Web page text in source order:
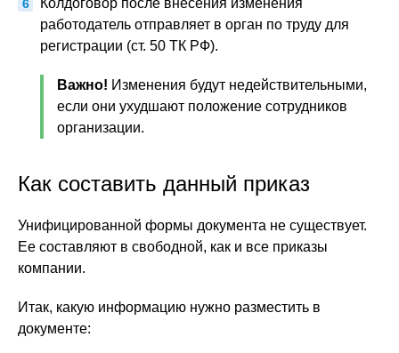
Колдоговор после внесения изменения
работодатель отправляет в орган по труду для
регистрации (ст. 50 ТК РФ).
Важно! Изменения будут недействительными,
если они ухудшают положение сотрудников
организации.
Как составить данный приказ
Унифицированной формы документа не существует.
Ее составляют в свободной, как и все приказы
компании.
Итак, какую информацию нужно разместить в
документе: